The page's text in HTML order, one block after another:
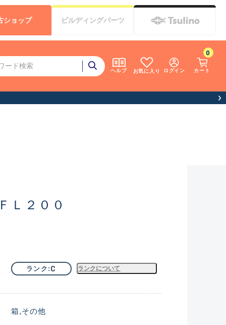
ヘルプ お気に入り ログイン カート
0
ショップ ビルディングパーツ
Ｌ２００
ランク C ランクについて
箱 その他